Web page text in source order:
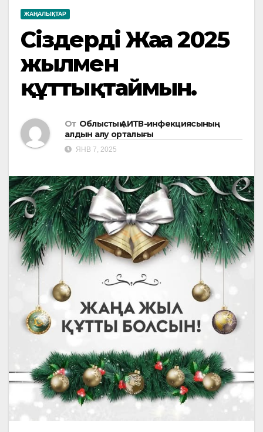
ЖАҢАЛЫҚТАР
Сіздерді Жаңа 2025
жылмен
құттықтаймын.
От Облыстық АИТВ-инфекциясының
алдын алу орталығы
ЯНВ 7, 2025